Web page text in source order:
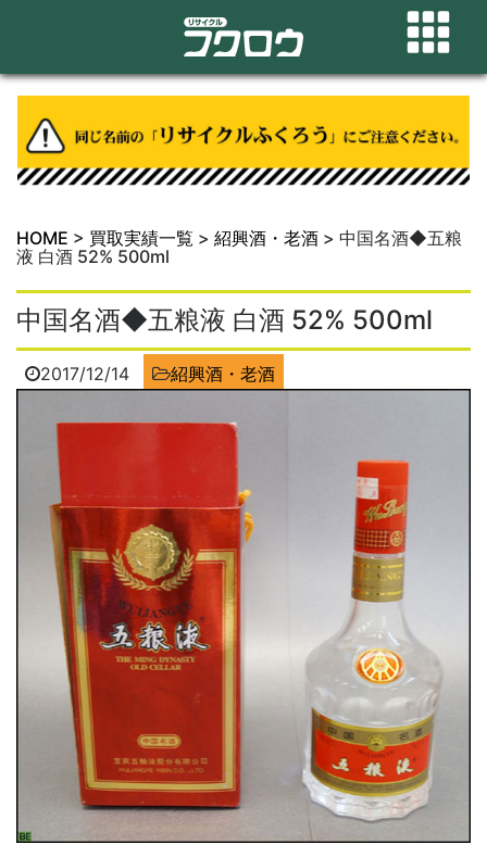
HOME > 買取実績一覧 > 紹興酒・老酒 > 中国名酒◆五粮
液 白酒 52% 500ml
中国名酒◆五粮液 白酒 52% 500ml
2017/12/14 紹興酒・老酒